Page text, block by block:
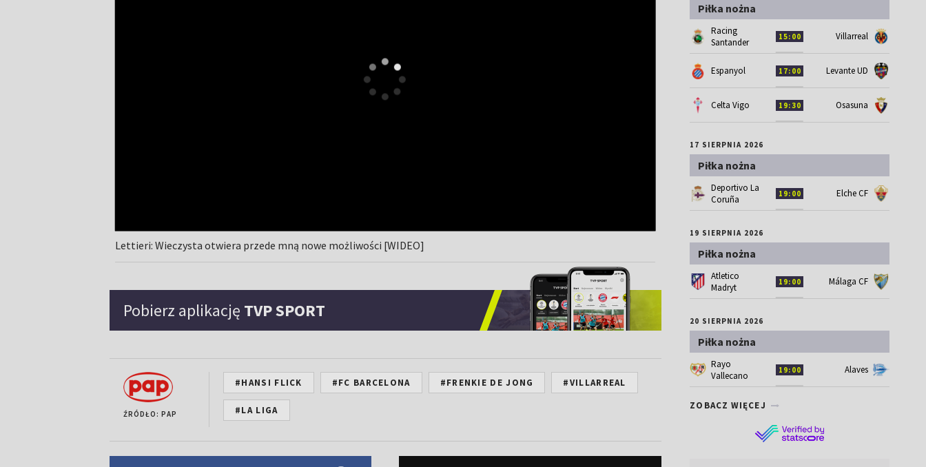
Lettieri: Wieczysta otwiera przede mną nowe możliwości [WIDEO]
Pobierz aplikację TVP SPORT
ŹRÓDŁO: PAP
#HANSI FLICK #FC BARCELONA #FRENKIE DE JONG #VILLARREAL
#LA LIGA
Piłka nożna
Racing
Santander
15:00 Villarreal
Espanyol 17:00 Levante UD
Celta Vigo 19:30 Osasuna
17 SIERPNIA 2026
Piłka nożna
Deportivo La
Coruña
19:00 Elche CF
19 SIERPNIA 2026
Piłka nożna
Atletico
Madryt
19:00 Málaga CF
20 SIERPNIA 2026
Piłka nożna
Rayo
Vallecano
19:00 Alaves
ZOBACZ WIĘCEJ